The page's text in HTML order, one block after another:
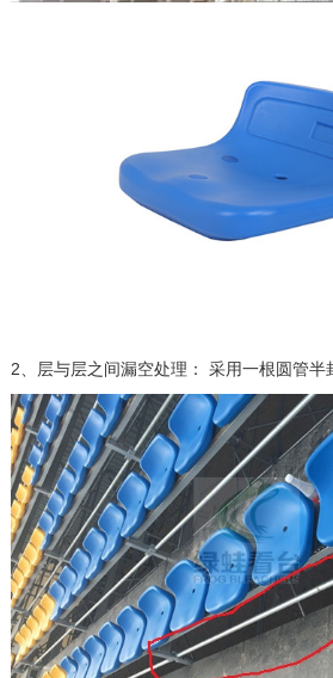
2、层与层之间漏空处理： 采用一根圆管半